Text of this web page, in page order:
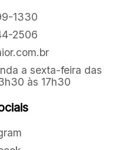
1330
2506
a sexta-feira das
às 17h30